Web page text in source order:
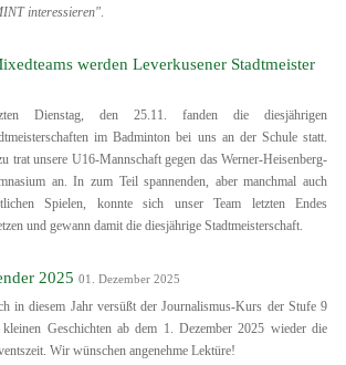
interessieren"
werden Leverkusener Stadtmeister
Dienstag, den 25.11. fanden die diesjährigen
im Badminton bei uns an der Schule statt.
trat unsere U16-Mannschaft gegen das Werner-Heisenberg-
an. In zum Teil spannenden, aber manchmal auch
Spielen, konnte sich unser Team letzten Endes
und gewann damit die diesjährige Stadtmeisterschaft.
2025 01. Dezember 2025
in diesem Jahr versüßt der Journalismus-Kurs der Stufe 9
Geschichten ab dem 1. Dezember 2025 wieder die
Wir wünschen angenehme Lektüre!